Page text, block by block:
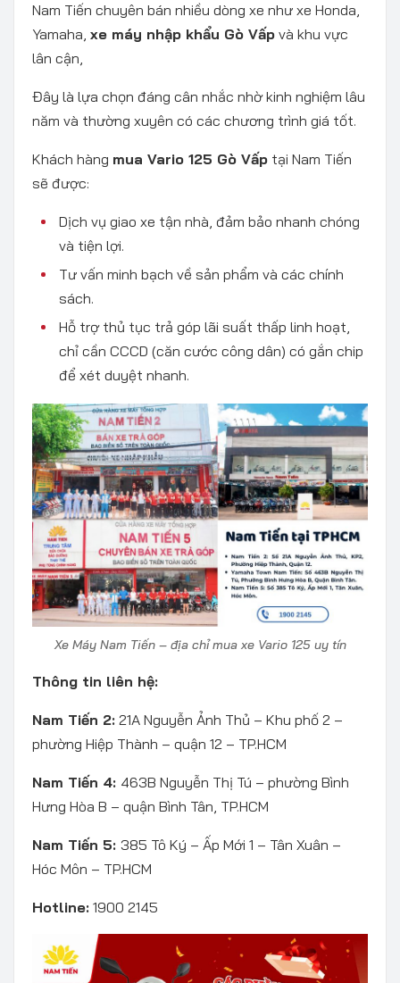
Nam Tiến chuyên bán nhiều dòng xe như xe Honda,
Yamaha, xe máy nhập khẩu Gò Vấp và khu vực
lân cận,
Đây là lựa chọn đáng cân nhắc nhờ kinh nghiệm lâu
năm và thường xuyên có các chương trình giá tốt.
Khách hàng mua Vario 125 Gò Vấp tại Nam Tiến
sẽ được:
Dịch vụ giao xe tận nhà, đảm bảo nhanh chóng
và tiện lợi.
Tư vấn minh bạch về sản phẩm và các chính
sách.
Hỗ trợ thủ tục trả góp lãi suất thấp linh hoạt,
chỉ cần CCCD (căn cước công dân) có gắn chip
để xét duyệt nhanh.
Xe Máy Nam Tiến – địa chỉ mua xe Vario 125 uy tín
Thông tin liên hệ:
Nam Tiến 2: 21A Nguyễn Ảnh Thủ – Khu phố 2 –
phường Hiệp Thành – quận 12 – TP.HCM
Nam Tiến 4: 463B Nguyễn Thị Tú – phường Bình
Hưng Hòa B – quận Bình Tân, TP.HCM
Nam Tiến 5: 385 Tô Ký – Ấp Mới 1 – Tân Xuân –
Hóc Môn – TP.HCM
Hotline: 1900 2145